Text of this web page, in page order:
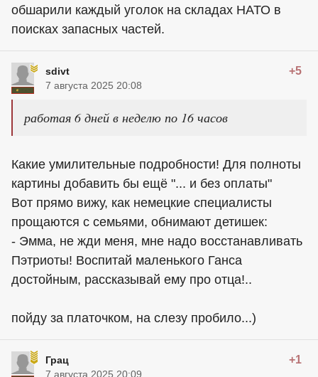
обшарили каждый уголок на складах НАТО в
поисках запасных частей.
sdivt +5
7 августа 2025 20:08
работая 6 дней в неделю по 16 часов
Какие умилительные подробности! Для полноты
картины добавить бы ещё "... и без оплаты"
Вот прямо вижу, как немецкие специалисты
прощаются с семьями, обнимают детишек:
- Эмма, не жди меня, мне надо восстанавливать
Пэтриоты! Воспитай маленького Ганса
достойным, рассказывай ему про отца!..
пойду за платочком, на слезу пробило...)
Грац +1
7 августа 2025 20:09